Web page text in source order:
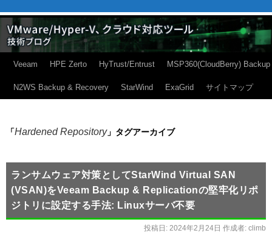
Veeam HPE Zerto HyTrust/Entrust MSP360(CloudBerry) Backup
N2WS Backup & Recovery StarWind ExaGrid サイトマップ
「Hardened Repository」タグアーカイブ
ランサムウェア対策としてStarWind Virtual SAN
(VSAN)をVeeam Backup & Replicationの堅牢化リポ
ジトリに設定する手法: Linuxサーバ不要
投稿日: 2024年2月24日 作成者: climb